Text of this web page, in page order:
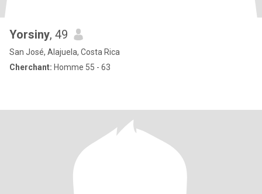
Yorsiny, 49
San José, Alajuela, Costa Rica
Cherchant: Homme 55 - 63